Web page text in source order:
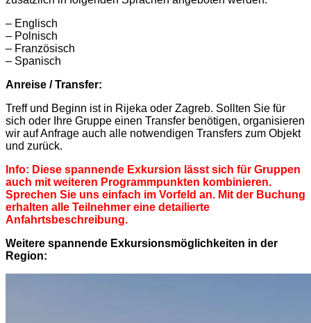
– Englisch
– Polnisch
– Französisch
– Spanisch
Anreise / Transfer:
Treff und Beginn ist in Rijeka oder Zagreb. Sollten Sie für
sich oder Ihre Gruppe einen Transfer benötigen, organisieren
wir auf Anfrage auch alle notwendigen Transfers zum Objekt
und zurück.
Info: Diese spannende Exkursion lässt sich für Gruppen
auch mit weiteren Programmpunkten kombinieren.
Sprechen Sie uns einfach im Vorfeld an. Mit der Buchung
erhalten alle Teilnehmer eine detailierte
Anfahrtsbeschreibung.
Weitere spannende Exkursionsmöglichkeiten in der
Region: